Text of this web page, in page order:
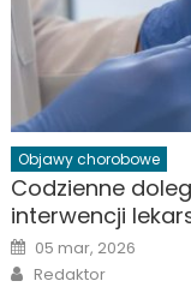
Objawy chorobowe
Codzienne
interwencji
Posted
on
05 mar, 2026
Author
Redaktor